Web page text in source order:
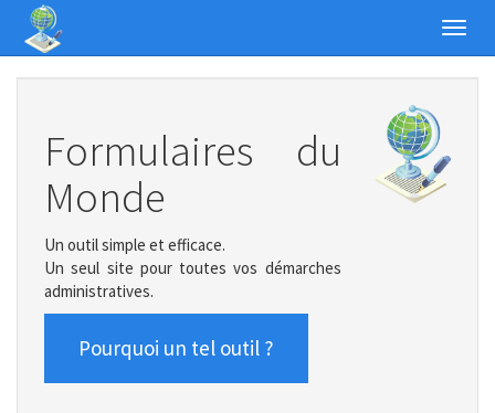
Formulaires du
Monde
Un outil simple et efficace.
Un seul site pour toutes vos démarches
administratives.
Pourquoi un tel outil ?